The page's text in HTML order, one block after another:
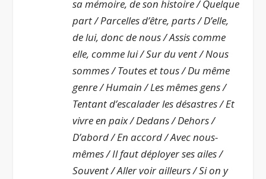
sa mémoire, de son histoire / Quelque
part / Parcelles d’être, parts / D’elle,
de lui, donc de nous / Assis comme
elle, comme lui / Sur du vent / Nous
sommes / Toutes et tous / Du même
genre / Humain / Les mêmes gens /
Tentant d’escalader les désastres / Et
vivre en paix / Dedans / Dehors /
D’abord / En accord / Avec nous-
mêmes / Il faut déployer ses ailes /
Souvent / Aller voir ailleurs / Si on y